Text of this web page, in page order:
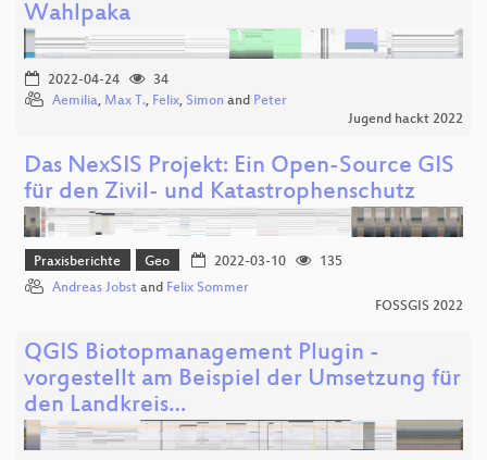
Wahlpaka
2022-04-24
34
Aemilia, Max T., Felix, Simon and Peter
Jugend hackt 2022
Das NexSIS Projekt: Ein Open-Source GIS
für den Zivil- und Katastrophenschutz
Praxisberichte Geo 2022-03-10
135
Andreas Jobst and Felix Sommer
FOSSGIS 2022
QGIS Biotopmanagement Plugin -
vorgestellt am Beispiel der Umsetzung für
den Landkreis…